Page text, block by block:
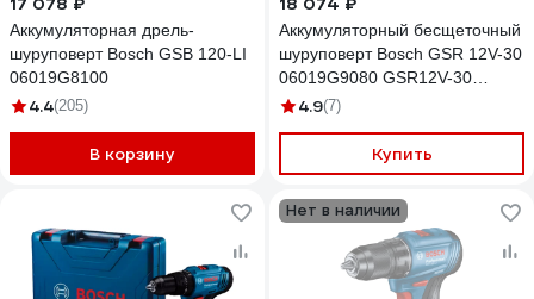
Аккумуляторная дрель-
шуруповерт Bosch GSB 120-LI
06019G8100
4.4(205)
В корзину
Аккумуляторный бесщеточный
шуруповерт Bosch GSR 12V-30
06019G9080 GSR12V-30
06019G9080
4.9(7)
Купить
Нет в наличии